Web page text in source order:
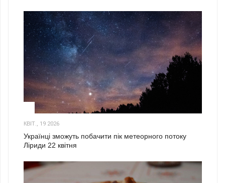
КВІТ., 19 2026
Українці зможуть побачити пік метеорного потоку
Ліриди 22 квітня